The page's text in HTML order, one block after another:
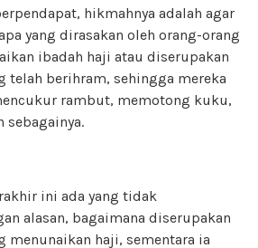
hikmahnya adalah agar
yang dirasakan oleh orang-orang
ibadah haji atau diserupakan
telah berihram, sehingga mereka
rambut, memotong kuku,
ini ada yang tidak
alasan, bagaimana diserupakan
menunaikan haji, sementara ia